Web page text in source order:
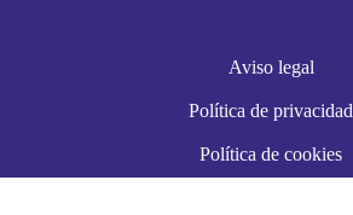
Aviso legal
Política de privacidad
Política de cookies